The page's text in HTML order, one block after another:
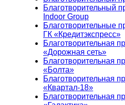
Благотворительный
Indoor Group
Благотворительные
ГК «Кредитэкспресс»
Благотворительная
«Дорожная сеть»
Благотворительная
«Болта»
Благотворительная
«Квартал-18»
Благотворительная